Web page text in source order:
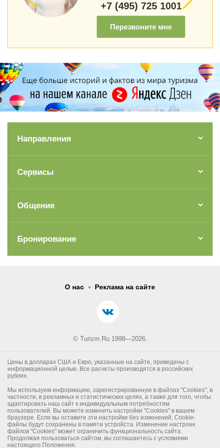
+7 (495) 725 1001
Перезвоните мне
Направления
Сервисы
Общение
Бронирование
О нас . Реклама на сайте
© Turizm.Ru 1998—2026.
Цены в долларах США и Евро, указанные на сайте, приведены с
информационной целью. Все расчеты производятся в российских
рублях.
Мы используем информацию, зарегистрированную в файлах "Cookies", в
частности, в рекламных и статистических целях, а также для того, чтобы
адаптировать наш сайт к индивидуальным потребностям
пользователей. Вы можете изменить настройки "Cookies" в вашем
браузере. Если вы оставите эти настройки без изменений, Cookie-
файлы будут сохранены в памяти устройста. Изменение настроек
файлов "Cookies" может ограничить функциональность сайта.
Продолжая пользоваться сайтом, вы соглашаетесь с условиями
настоящего Положения.